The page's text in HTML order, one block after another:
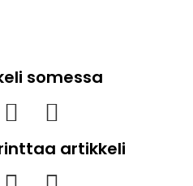
somessa
artikkeli